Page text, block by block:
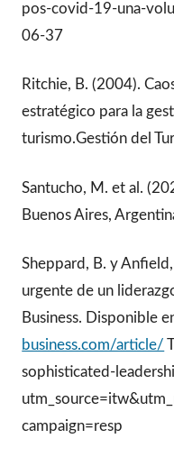
pos-covid-19-una-
06-37
Ritchie, B. (2004).
estratégico para la
turismo.Gestión del
Santucho, M. et al.
Buenos Aires,
Sheppard, B. y
urgente de un
Business. Disponible
business.com/article/
sophisticated-
campaign=resp